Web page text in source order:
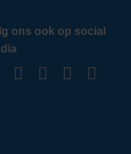
ons ook op social